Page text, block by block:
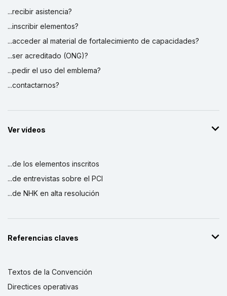
...recibir asistencia?
...inscribir elementos?
...acceder al material de fortalecimiento de capacidades?
...ser acreditado (ONG)?
...pedir el uso del emblema?
...contactarnos?
Ver vídeos
...de los elementos inscritos
...de entrevistas sobre el PCI
...de NHK en alta resolución
Referencias claves
Textos de la Convención
Directices operativas